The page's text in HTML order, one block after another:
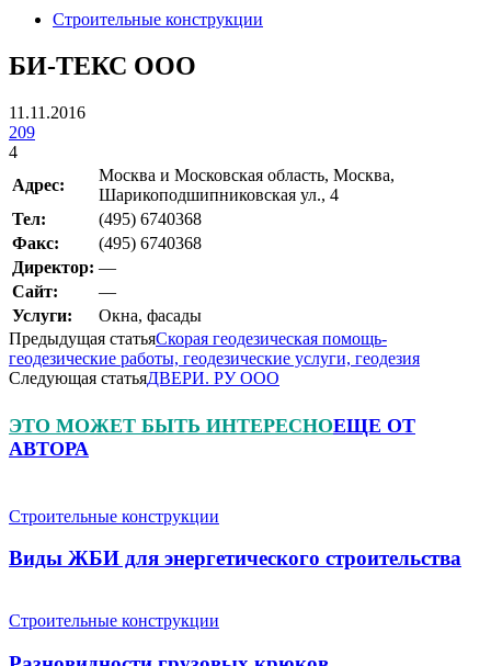
Строительные конструкции
БИ-ТЕКС ООО
11.11.2016
209
4
Адрес:
Москва и Московская область, Москва,
Шарикоподшипниковская ул., 4
Teл:
(495) 6740368
Факс:
(495) 6740368
Директор: —
Сайт:
—
Услуги:
Окна, фасады
Предыдущая статьяCкорая геодезическая помощь-
геодезические работы, геодезические услуги, геодезия
Следующая статьяДВЕРИ. РУ ООО
ЭТО МОЖЕТ БЫТЬ ИНТЕРЕСНОЕЩЕ ОТ
АВТОРА
Строительные конструкции
Виды ЖБИ для энергетического строительства
Строительные конструкции